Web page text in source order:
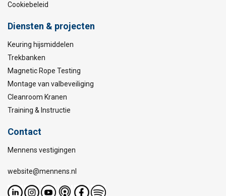
Cookiebeleid
Diensten & projecten
Keuring hijsmiddelen
Trekbanken
Magnetic Rope Testing
Montage van valbeveiliging
Cleanroom Kranen
Training & Instructie
Contact
Mennens vestigingen
website@mennens.nl